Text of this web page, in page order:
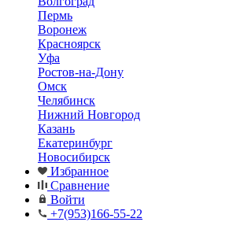
Пермь
Воронеж
Красноярск
Уфа
Ростов-на-Дону
Омск
Челябинск
Нижний Новгород
Казань
Екатеринбург
Новосибирск
Избранное
Сравнение
Войти
+7(953)166-55-22